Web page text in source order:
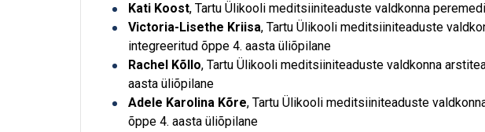
Kati Koost, Tartu Ülikooli meditsiiniteaduste valdkonna
Victoria-Lisethe Kriisa, Tartu Ülikooli meditsiiniteaduste
integreeritud õppe 4. aasta üliõpilane
Rachel Kõllo, Tartu Ülikooli meditsiiniteaduste valdkonna
aasta üliõpilane
Adele Karolina Kõre, Tartu Ülikooli meditsiiniteaduste
õppe 4. aasta üliõpilane